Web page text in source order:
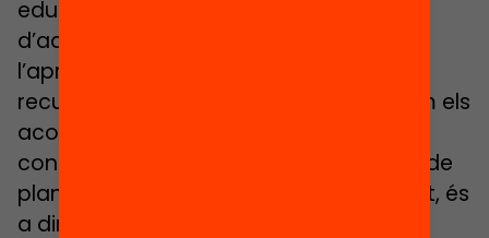
educativa, de cara a facilitar la gestió
d’aquests recursos, la rebuda,
l’aprofitament i la gestió d’aquests
recursos. Han aparegut conceptes com els
acords de coresponsabilitat o els
contractes programa, es parlava com de
plans de millora o de seguiment i suport, és
a dir si tens idea d’algun possible